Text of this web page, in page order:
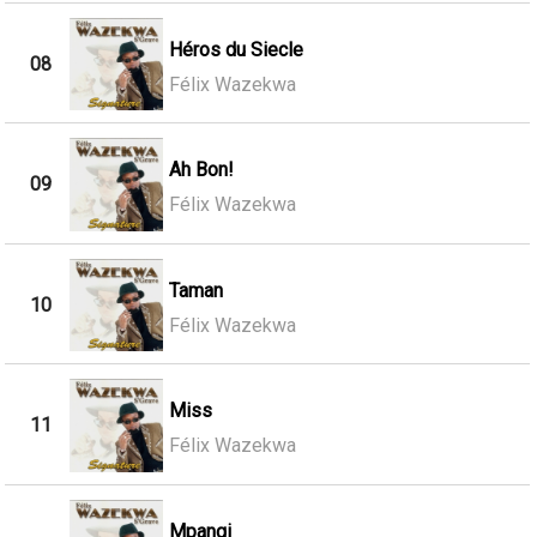
08
Héros du Siecle
Félix Wazekwa
09
Ah Bon!
Félix Wazekwa
10
Taman
Félix Wazekwa
11
Miss
Félix Wazekwa
Mpangi